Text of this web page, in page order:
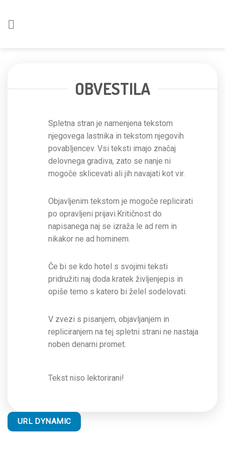
vsebino
OBVESTILA
Spletna stran je namenjena tekstom
njegovega lastnika in tekstom njegovih
povabljencev. Vsi teksti imajo značaj
delovnega gradiva, zato se nanje ni
mogoče sklicevati ali jih navajati kot vir.
Objavljenim tekstom je mogoče replicirati
po opravljeni prijavi.Kritičnost do
napisanega naj se izraža le ad rem in
nikakor ne ad hominem.
Če bi se kdo hotel s svojimi teksti
pridružiti naj doda kratek življenjepis in
opiše temo s katero bi želel sodelovati.
V zvezi s pisanjem, objavljanjem in
repliciranjem na tej spletni strani ne nastaja
noben denarni promet.
Tekst niso lektorirani!
URL DYNAMIC